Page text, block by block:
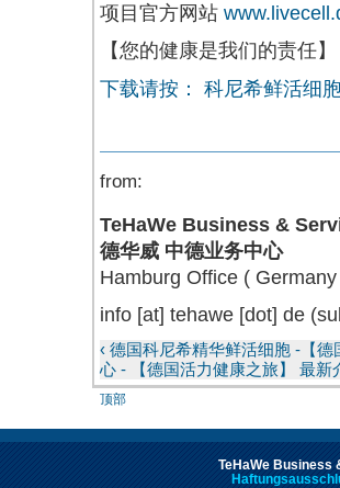
项目官方网站
【您的健康是我们的责任】
下载请按： 科尼希鲜活细
from:
TeHaWe Business &
德华威 中德业务中心
Hamburg Office (
info [at] tehawe [dot] de
‹ 德国科尼希精华鲜活细胞 -【
心 - 【德国活力健康之旅】 最新
顶部
TeHaWe Business